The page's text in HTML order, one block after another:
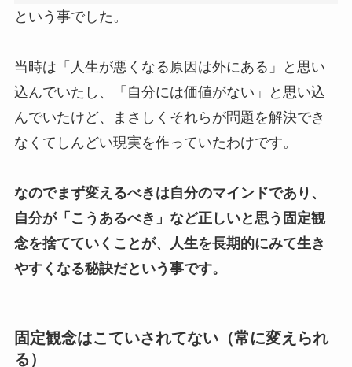
という事でした。
当時は「人生が悪くなる原因は外にある」と思い
込んでいたし、「自分には価値がない」と思い込
んでいたけど、まさしくそれらが問題を解決でき
なくてしんどい現実を作っていたわけです。
なのでまず変えるべきは自分のマインドであり、
自分が「こうあるべき」など正しいと思う固定観
念を捨てていくことが、人生を長期的にみて生き
やすくなる秘訣だという事です。
固定観念はこていされてない（常に変えられ
る）